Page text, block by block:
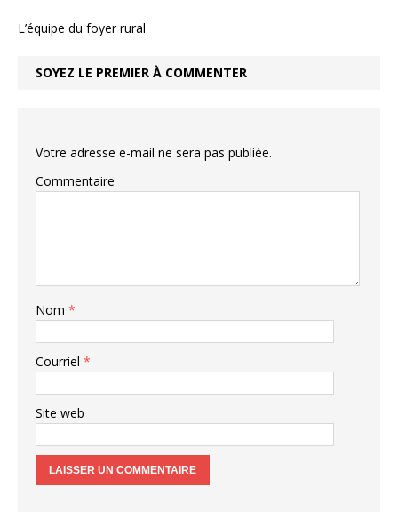
L’équipe du foyer rural
SOYEZ LE PREMIER À COMMENTER
Votre adresse e-mail ne sera pas publiée.
Commentaire
Nom *
Courriel *
Site web